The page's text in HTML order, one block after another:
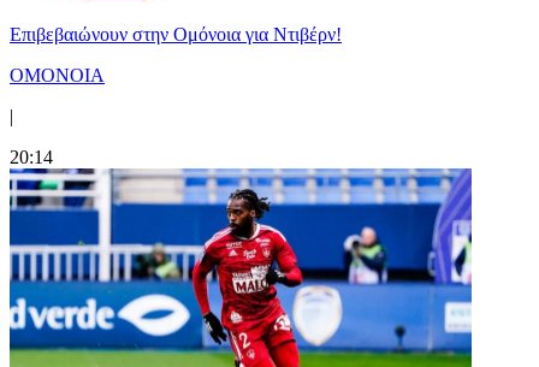
Επιβεβαιώνουν στην Ομόνοια για Ντιβέρν!
ΟΜΟΝΟΙΑ
|
20:14